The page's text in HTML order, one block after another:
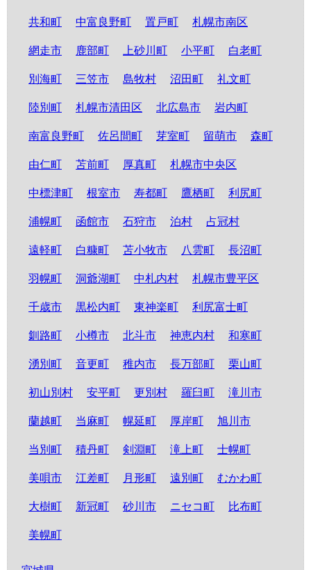
共和町 中富良野町 置戸町 札幌市南区
網走市 鹿部町 上砂川町 小平町 白老町
別海町 三笠市 島牧村 沼田町 礼文町
陸別町 札幌市清田区 北広島市 岩内町
南富良野町 佐呂間町 芽室町 留萌市 森町
由仁町 苫前町 厚真町 札幌市中央区
中標津町 根室市 寿都町 鷹栖町 利尻町
浦幌町 函館市 石狩市 泊村 占冠村
遠軽町 白糠町 苫小牧市 八雲町 長沼町
羽幌町 洞爺湖町 中札内村 札幌市豊平区
千歳市 黒松内町 東神楽町 利尻富士町
釧路町 小樽市 北斗市 神恵内村 和寒町
湧別町 音更町 稚内市 長万部町 栗山町
初山別村 安平町 更別村 羅臼町 滝川市
蘭越町 当麻町 幌延町 厚岸町 旭川市
当別町 積丹町 剣淵町 滝上町 士幌町
美唄市 江差町 月形町 遠別町 むかわ町
大樹町 新冠町 砂川市 ニセコ町 比布町
美幌町